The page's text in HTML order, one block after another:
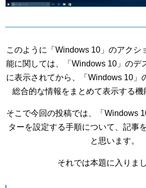
このように「Windows 10」のアクシ
能に関しては、「Windows 10」のデ
に表示されてから、「Windows 10」
総合的な情報をまとめて表示する機
そこで今回の投稿では、「Windows
ターを設定する手順について、記事
と思います。
それでは本題に入りま